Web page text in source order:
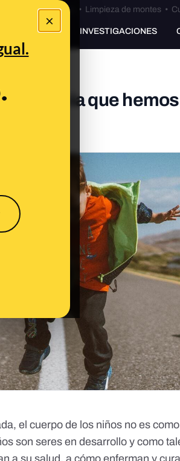
×
Bulos Ceuta • Limpieza de montes•
PREBUNKING INVESTIGACIONES
e infancia que
el cuerpo de los niños no es
son seres en desarrollo y como